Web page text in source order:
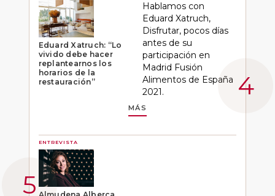
Eduard Xatruch: “Lo
vivido debe hacer
replantearnos los
horarios de la
restauración”
Hablamos con
Eduard Xatruch,
Disfrutar, pocos días
antes de su
participación en
Madrid Fusión
Alimentos de España
2021.
MÁS
ENTREVISTA